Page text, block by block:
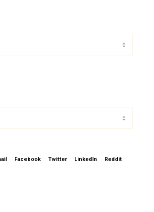
Facebook Twitter LinkedIn Reddit